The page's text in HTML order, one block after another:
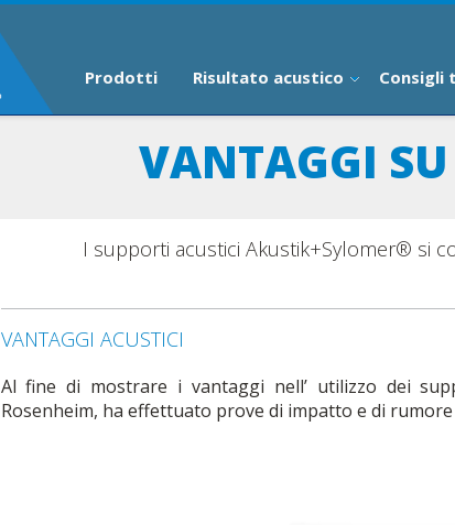
Prodotti Risultato acustico Consigli
VANTAGGI
I supporti acustici Akustik+Sylomer® si
VANTAGGI ACUSTICI
Al fine di mostrare i vantaggi nell’ utilizzo dei
Rosenheim, ha effettuato prove di impatto e di